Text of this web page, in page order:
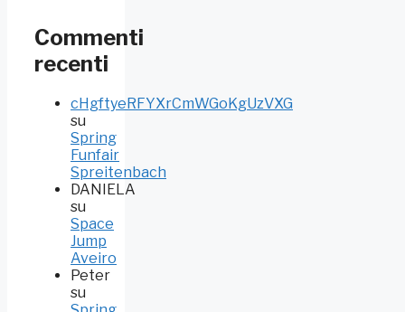
Commenti
recenti
cHgftyeRFYXrCmWGoKgUzVXG
su
Spring
Funfair
Spreitenbach
DANIELA
su
Space
Jump
Aveiro
Peter
su